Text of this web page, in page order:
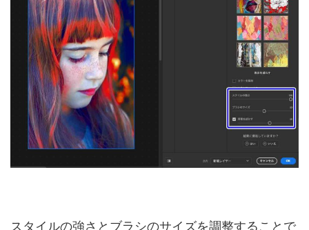
スタイルの強さとブラシのサイズを調整することで